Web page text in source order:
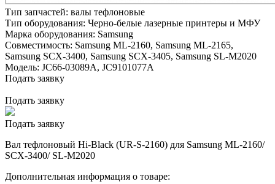
Тип запчастей: валы тефлоновые
Тип оборудования: Черно-белые лазерные принтеры и МФУ
Марка оборудования: Samsung
Совместимость: Samsung ML-2160, Samsung ML-2165,
Samsung SCX-3400, Samsung SCX-3405, Samsung SL-M2020
Модель: JC66-03089A, JC9101077A
Подать заявку
Подать заявку
Подать заявку
Вал тефлоновый Hi-Black (UR-S-2160) для Samsung ML-2160/
SCX-3400/ SL-M2020
Дополнительная информация о товаре: